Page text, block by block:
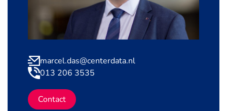
marcel.das@centerdata.nl
013 206 3535
Contact